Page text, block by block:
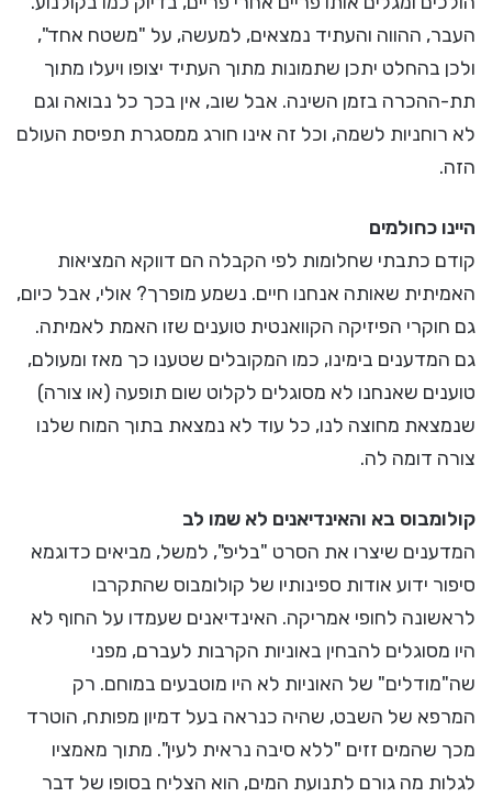
העבר, ההווה והעתיד נמצאים, למעשה, על "משטח אחד",
ולכן בהחלט יתכן שתמונות מתוך העתיד יצופו ויעלו מתוך
תת-ההכרה בזמן השינה. אבל שוב, אין בכך כל נבואה וגם
לא רוחניות לשמה, וכל זה אינו חורג ממסגרת תפיסת העולם
הזה.
היינו כחולמים
קודם כתבתי שחלומות לפי הקבלה הם דווקא המציאות
האמיתית שאותה אנחנו חיים. נשמע מופרך? אולי, אבל כיום,
גם חוקרי הפיזיקה הקוואנטית טוענים שזו האמת לאמיתה.
גם המדענים בימינו, כמו המקובלים שטענו כך מאז ומעולם,
טוענים שאנחנו לא מסוגלים לקלוט שום תופעה (או צורה)
שנמצאת מחוצה לנו, כל עוד לא נמצאת בתוך המוח שלנו
צורה דומה לה.
קולומבוס בא והאינדיאנים לא שמו לב
המדענים שיצרו את הסרט "בליפ", למשל, מביאים כדוגמא
סיפור ידוע אודות ספינותיו של קולומבוס שהתקרבו
לראשונה לחופי אמריקה. האינדיאנים שעמדו על החוף לא
היו מסוגלים להבחין באוניות הקרבות לעברם, מפני
שה"מודלים" של האוניות לא היו מוטבעים במוחם. רק
המרפא של השבט, שהיה כנראה בעל דמיון מפותח, הוטרד
מכך שהמים זזים "ללא סיבה נראית לעין". מתוך מאמציו
לגלות מה גורם לתנועת המים, הוא הצליח בסופו של דבר